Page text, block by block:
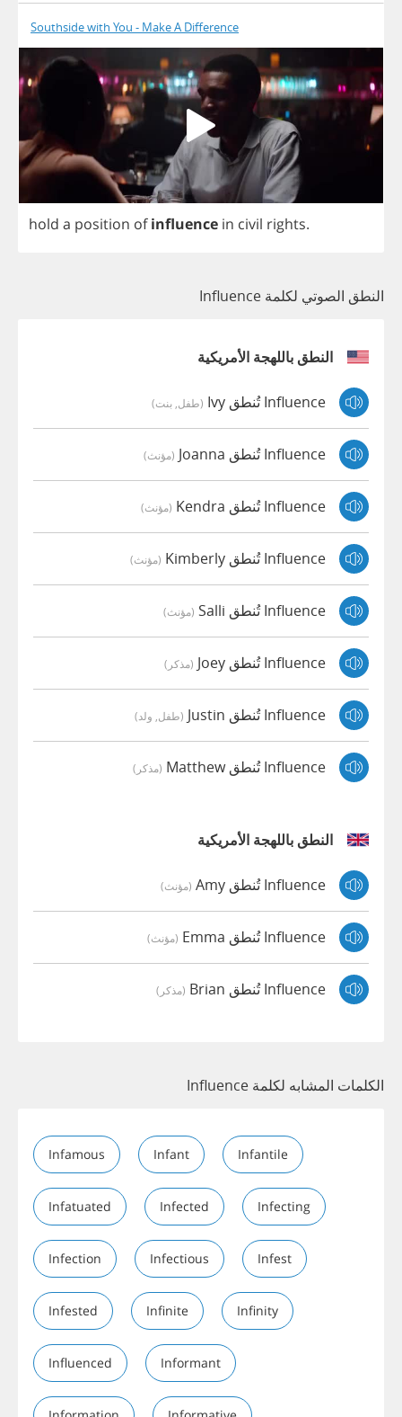
Southside with You - Make A Difference
hold a position of influence in civil rights.
النطق الصوتي لكلمة Influence
النطق باللهجة الأمريكية
Influence تُنطق Ivy (طفل, بنت)
Influence تُنطق Joanna (مؤنث)
Influence تُنطق Kendra (مؤنث)
Influence تُنطق Kimberly (مؤنث)
Influence تُنطق Salli (مؤنث)
Influence تُنطق Joey (مذكر)
Influence تُنطق Justin (طفل, ولد)
Influence تُنطق Matthew (مذكر)
النطق باللهجة الأمريكية
Influence تُنطق Amy (مؤنث)
Influence تُنطق Emma (مؤنث)
Influence تُنطق Brian (مذكر)
الكلمات المشابه لكلمة Influence
Infamous Infant Infantile
Infatuated Infected Infecting
Infection Infectious Infest
Infested Infinite Infinity
Influenced Informant